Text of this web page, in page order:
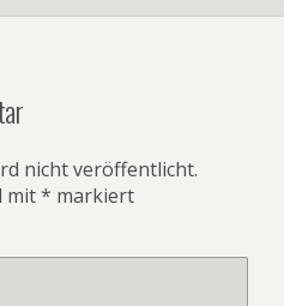
nicht veröffentlicht.
mit* markiert